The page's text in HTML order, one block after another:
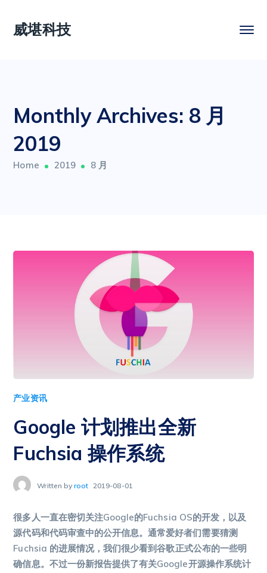
威堪科技
Monthly Archives: 8 月
2019
Home 2019 8 月
产业资讯
Google 计划推出全新
Fuchsia 操作系统
Written byroot 2019-08-01
很多人一直在密切关注Google的Fuchsia OS的开发，以及
源代码和代码审查中的公开信息。通常爱好者们需要猜测
Fuchsia 的进展情况，我们很少看到谷歌正式公布的一些明
确信息。不过一份新报告提供了有关Google开源操作系统计